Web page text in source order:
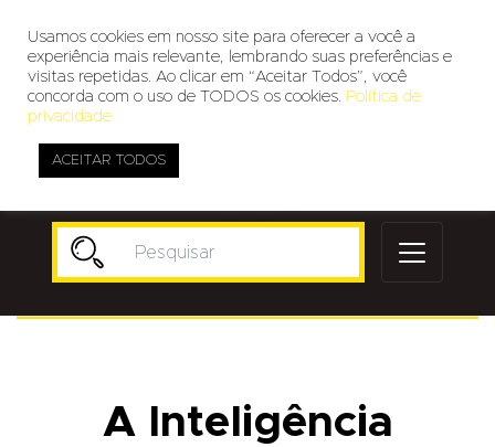
A Inteligência
Usamos cookies em nosso site para oferecer a você a
experiência mais relevante, lembrando suas preferências e
visitas repetidas. Ao clicar em “Aceitar Todos”, você
concorda com o uso de TODOS os cookies. Política de
privacidade
ACEITAR TODOS